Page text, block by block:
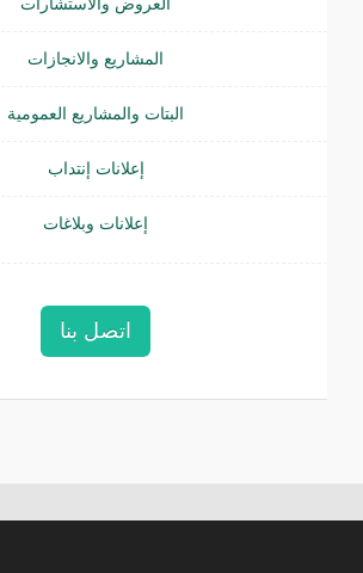
المشاريع والانجازات
البتات والمشاريع العمومية
إعلانات إنتداب
إعلانات وبلاغات
اتصل بنا